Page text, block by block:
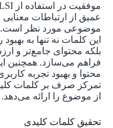
عمیق از ارتباطات
موضوعی مورد نظر است.
این کلمات نه تنها به
بلکه محتوای جامع‌تر و
فراهم می‌سازد. همچنین
محتوا و بهبود تجربه
تمرکز صرف بر کلمات
از موضوع را ارائه می‌دهد.
تحقیق کلمات کلیدی